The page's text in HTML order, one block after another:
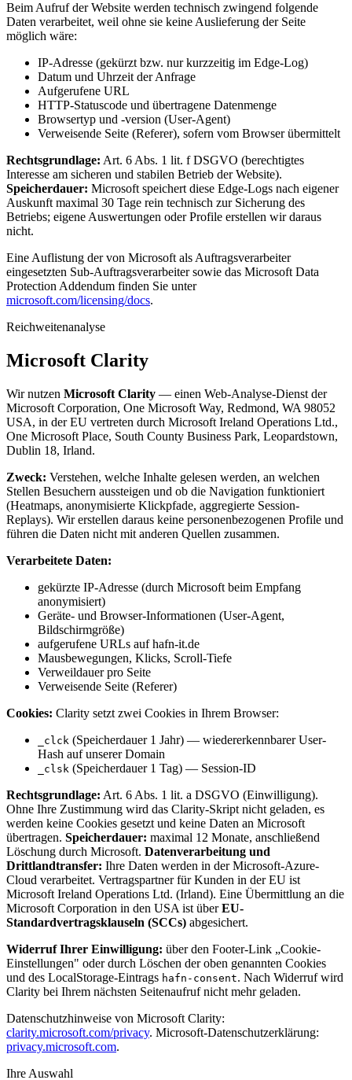
Beim Aufruf der Website werden technisch zwingend folgende
Daten verarbeitet, weil ohne sie keine Auslieferung der Seite
möglich wäre:
IP-Adresse (gekürzt bzw. nur kurzzeitig im Edge-Log)
Datum und Uhrzeit der Anfrage
Aufgerufene URL
HTTP-Statuscode und übertragene Datenmenge
Browsertyp und -version (User-Agent)
Verweisende Seite (Referer), sofern vom Browser übermittelt
Rechtsgrundlage: Art. 6 Abs. 1 lit. f DSGVO (berechtigtes
Interesse am sicheren und stabilen Betrieb der Website).
Speicherdauer: Microsoft speichert diese Edge-Logs nach eigener
Auskunft maximal 30 Tage rein technisch zur Sicherung des
Betriebs; eigene Auswertungen oder Profile erstellen wir daraus
nicht.
Eine Auflistung der von Microsoft als Auftragsverarbeiter
eingesetzten Sub-Auftragsverarbeiter sowie das Microsoft Data
Protection Addendum finden Sie unter
microsoft.com/licensing/docs.
Reichweitenanalyse
Microsoft Clarity
Wir nutzen Microsoft Clarity — einen Web-Analyse-Dienst der
Microsoft Corporation, One Microsoft Way, Redmond, WA 98052
USA, in der EU vertreten durch Microsoft Ireland Operations Ltd.,
One Microsoft Place, South County Business Park, Leopardstown,
Dublin 18, Irland.
Zweck: Verstehen, welche Inhalte gelesen werden, an welchen
Stellen Besuchern aussteigen und ob die Navigation funktioniert
(Heatmaps, anonymisierte Klickpfade, aggregierte Session-
Replays). Wir erstellen daraus keine personenbezogenen Profile und
führen die Daten nicht mit anderen Quellen zusammen.
Verarbeitete Daten:
gekürzte IP-Adresse (durch Microsoft beim Empfang
anonymisiert)
Geräte- und Browser-Informationen (User-Agent,
Bildschirmgröße)
aufgerufene URLs auf hafn-it.de
Mausbewegungen, Klicks, Scroll-Tiefe
Verweildauer pro Seite
Verweisende Seite (Referer)
Cookies: Clarity setzt zwei Cookies in Ihrem Browser:
_clck (Speicherdauer 1 Jahr) — wiedererkennbarer User-
Hash auf unserer Domain
_clsk (Speicherdauer 1 Tag) — Session-ID
Rechtsgrundlage: Art. 6 Abs. 1 lit. a DSGVO (Einwilligung).
Ohne Ihre Zustimmung wird das Clarity-Skript nicht geladen, es
werden keine Cookies gesetzt und keine Daten an Microsoft
übertragen. Speicherdauer: maximal 12 Monate, anschließend
Löschung durch Microsoft. Datenverarbeitung und
Drittlandtransfer: Ihre Daten werden in der Microsoft-Azure-
Cloud verarbeitet. Vertragspartner für Kunden in der EU ist
Microsoft Ireland Operations Ltd. (Irland). Eine Übermittlung an die
Microsoft Corporation in den USA ist überEU-
Standardvertragsklauseln (SCCs) abgesichert.
Widerruf Ihrer Einwilligung: über den Footer-Link „Cookie-
Einstellungen" oder durch Löschen der oben genannten Cookies
und des LocalStorage-Eintrags hafn-consent. Nach Widerruf wird
Clarity bei Ihrem nächsten Seitenaufruf nicht mehr geladen.
Datenschutzhinweise von Microsoft Clarity:
clarity.microsoft.com/privacy. Microsoft-Datenschutzerklärung:
privacy.microsoft.com.
Ihre Auswahl